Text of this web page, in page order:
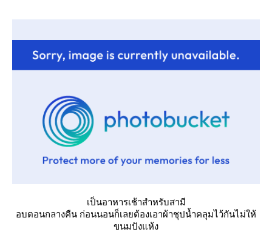
เป็นอาหารเช้าสำหรับสามี
อบตอนกลางคืน ก่อนนอนก็เลยต้องเอาผ้าชุปน้ำคลุมไว้กันไม่ให้
ขนมปังแห้ง